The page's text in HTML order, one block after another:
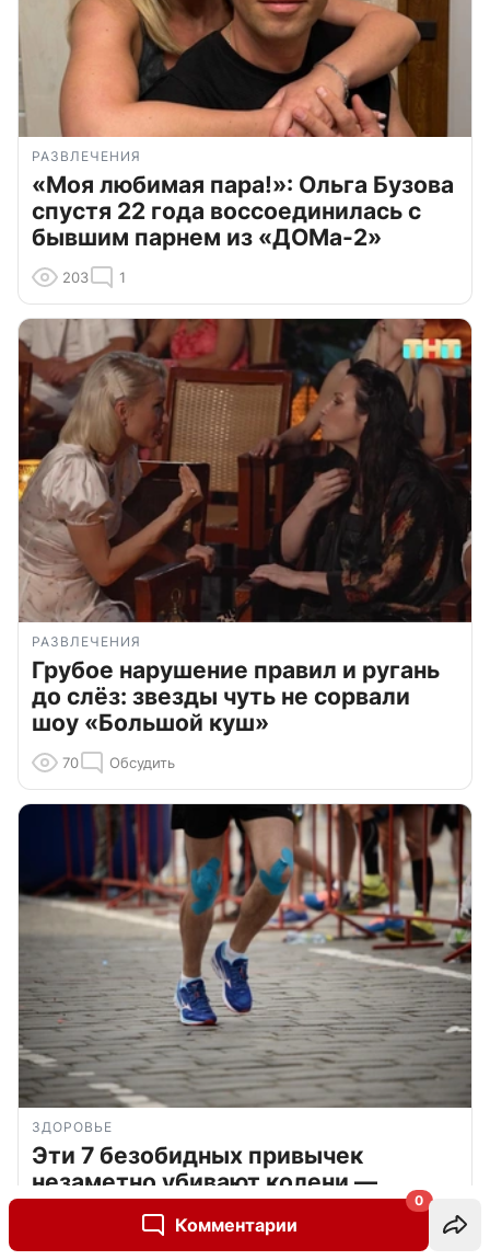
Комментарии
0
РАЗВЛЕЧЕНИЯ
«Моя любимая пара!»: Ольга Бузова
спустя 22 года воссоединилась с
бывшим парнем из «ДОМа-2»
203 1
РАЗВЛЕЧЕНИЯ
Грубое нарушение правил и ругань
до слёз: звезды чуть не сорвали
шоу «Большой куш»
70 Обсудить
ЗДОРОВЬЕ
Эти 7 безобидных привычек
незаметно убивают колени —
спорим, вы тоже так делаете
123 Обсудить